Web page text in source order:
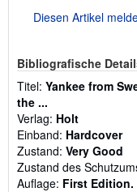
Diesen Artikel
Bibliografische
Titel: Yankee from
the ...
Verlag: Holt
Einband: Hardcover
Zustand: Very Good
Zustand des
Auflage: First Edition.